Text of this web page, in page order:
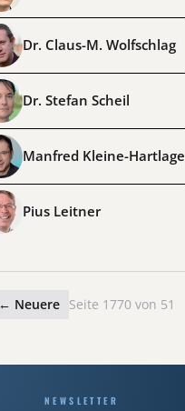
Dr. Claus-M. Wolfschlag
Dr. Stefan Scheil
Manfred Kleine-Hartlage
Pius Leitner
← Neuere Seite 1770 von 51
NEWSLETTER